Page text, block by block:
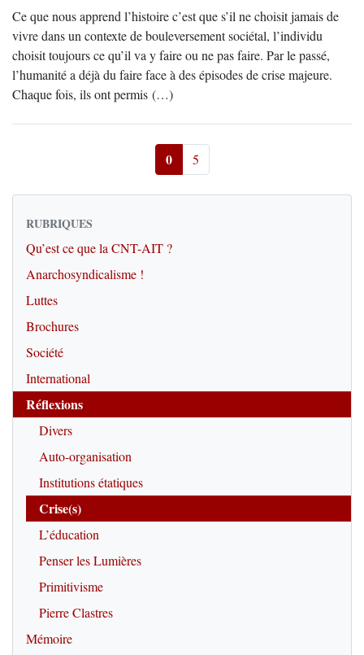
Ce que nous apprend l’histoire c’est que s’il ne choisit jamais de
vivre dans un contexte de bouleversement sociétal, l’individu
choisit toujours ce qu’il va y faire ou ne pas faire. Par le passé,
l’humanité a déjà du faire face à des épisodes de crise majeure.
Chaque fois, ils ont permis (…)
0 5
RUBRIQUES
Qu’est ce que la CNT-AIT ?
Anarchosyndicalisme !
Luttes
Brochures
Société
International
Réflexions
Divers
Auto-organisation
Institutions étatiques
Crise(s)
L’éducation
Penser les Lumières
Primitivisme
Pierre Clastres
Mémoire